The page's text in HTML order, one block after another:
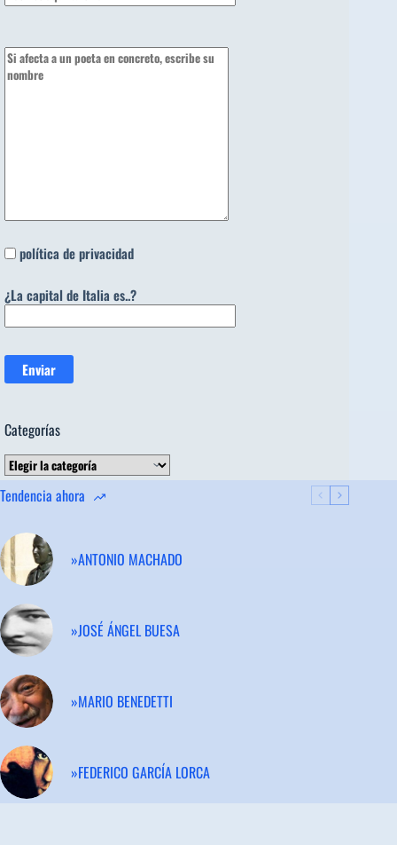
política de privacidad
¿La capital de Italia es..?
Categorías
Categorías
Tendencia ahora
»ANTONIO MACHADO
»JOSÉ ÁNGEL BUESA
»MARIO BENEDETTI
»FEDERICO GARCÍA LORCA